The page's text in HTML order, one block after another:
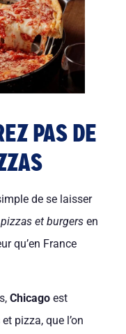
PAS DE
de se laisser
et burgersen
qu’en France
Chicagoest
pizza, que l’on